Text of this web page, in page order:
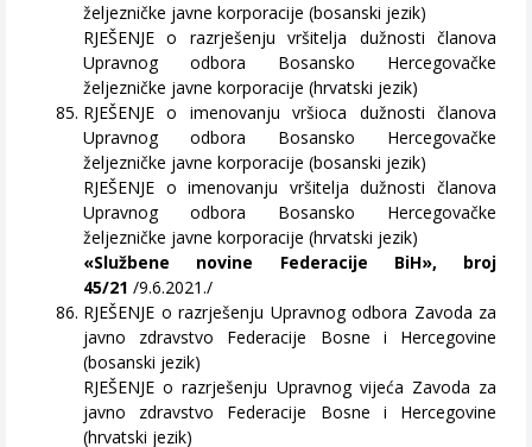
željezničke javne korporacije (bosanski jezik)
RJEŠENJE o razrješenju vršitelja dužnosti članova
Upravnog odbora Bosansko Hercegovačke
željezničke javne korporacije (hrvatski jezik)
RJEŠENJE o imenovanju vršioca dužnosti članova
Upravnog odbora Bosansko Hercegovačke
željezničke javne korporacije (bosanski jezik)
RJEŠENJE o imenovanju vršitelja dužnosti članova
Upravnog odbora Bosansko Hercegovačke
željezničke javne korporacije (hrvatski jezik)
«Službene novine Federacije BiH», broj
45/21 /9.6.2021./
RJEŠENJE o razrješenju Upravnog odbora Zavoda za
javno zdravstvo Federacije Bosne i Hercegovine
(bosanski jezik)
RJEŠENJE o razrješenju Upravnog vijeća Zavoda za
javno zdravstvo Federacije Bosne i Hercegovine
(hrvatski jezik)